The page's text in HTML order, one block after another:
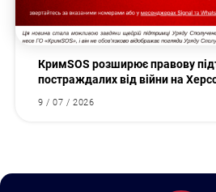
КримSOS розширює правову
постраждалих від війни на
9 / 07 / 2026